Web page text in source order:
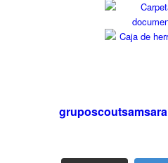
gruposcoutsamsara